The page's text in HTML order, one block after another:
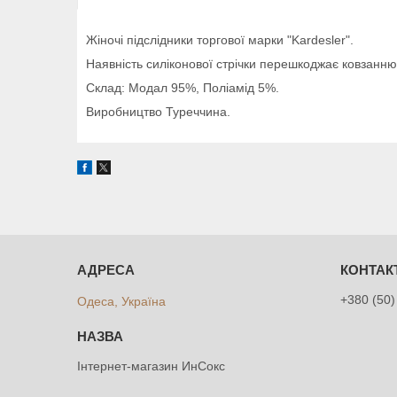
Жіночі підслідники торгової марки "Kardesler".
Наявність силіконової стрічки перешкоджає
Склад: Модал 95%, Поліамід 5%.
Виробництво Туреччина.
Одеса, Україна
Інтернет-магазин ИнСокс
+380